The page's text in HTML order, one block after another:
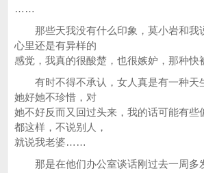
……
那些天我没有什么印象，莫小岩和我
心里还是有异样的
感觉，我真的很酸楚，也很嫉妒，那种
有时不得不承认，女人真是有一种天
她好她不珍惜，对
她不好反而又回过头来，我的话可能有些
都这样，不说别人，
就说我老婆……
那是在他们办公室谈话刚过去一周多